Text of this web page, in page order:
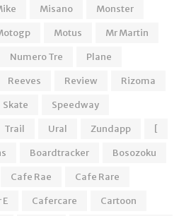
Misano
Monster
Motus
Mr Martin
Numero Tre
Plane
Reeves Review
Rizoma
Skate
Speedway
Trail Ural Zundapp
[
Boardtracker
Bosozoku
Cafe Rae
Cafe Rare
Cafercare
Cartoon